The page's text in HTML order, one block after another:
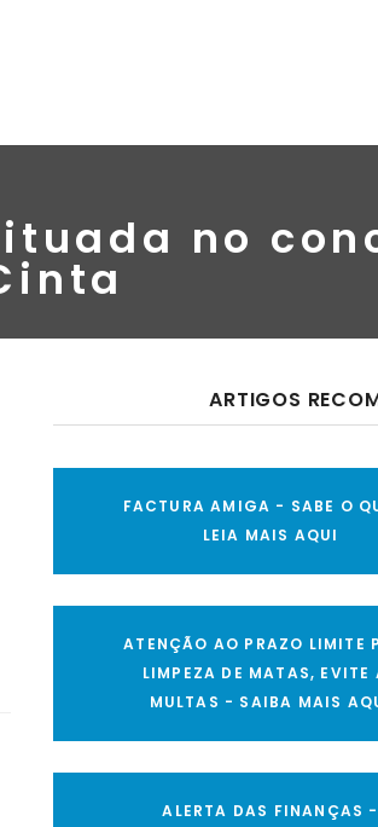
no
ARTIGOS
FACTURA AMIGA - SABE O
LEIA MAIS AQUI
ATENÇÃO AO PRAZO LIMITE
LIMPEZA DE MATAS, EVITE
MULTAS - SAIBA MAIS
ALERTA DAS FINANÇAS -